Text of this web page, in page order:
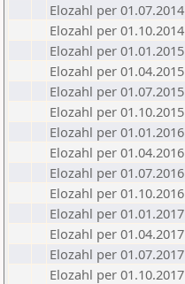
Elozahl per 01.07.2014
Elozahl per 01.10.2014
Elozahl per 01.01.2015
Elozahl per 01.04.2015
Elozahl per 01.07.2015
Elozahl per 01.10.2015
Elozahl per 01.01.2016
Elozahl per 01.04.2016
Elozahl per 01.07.2016
Elozahl per 01.10.2016
Elozahl per 01.01.2017
Elozahl per 01.04.2017
Elozahl per 01.07.2017
Elozahl per 01.10.2017